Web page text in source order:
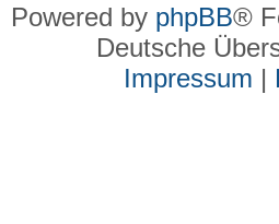
Powered by phpBB®
Deutsche
Impressum |